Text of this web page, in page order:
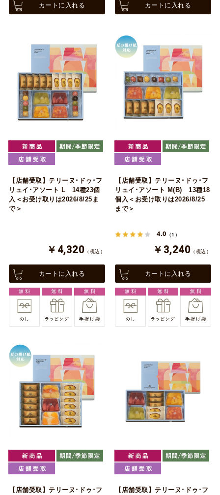
カートに入れる カートに入れる
【店舗受取】テリーヌ･ドゥ･フ
リュイ･アソート L 14種23個
入＜お受け取りは2026/8/25ま
で＞
￥4,320 （税込）
カートに入れる
【店舗受取】テリーヌ･ドゥ･フ
リュイ･アソート M(B) 13種18
個入＜お受け取りは2026/8/25
まで＞
4.0 （1）
￥3,240 （税込）
カートに入れる
【店舗受取】テリーヌ･ドゥ･フ
【店舗受取】テリーヌ･ドゥ･フ